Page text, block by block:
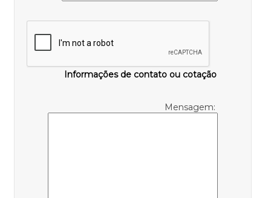
Informações de contato ou cotação
Mensagem: